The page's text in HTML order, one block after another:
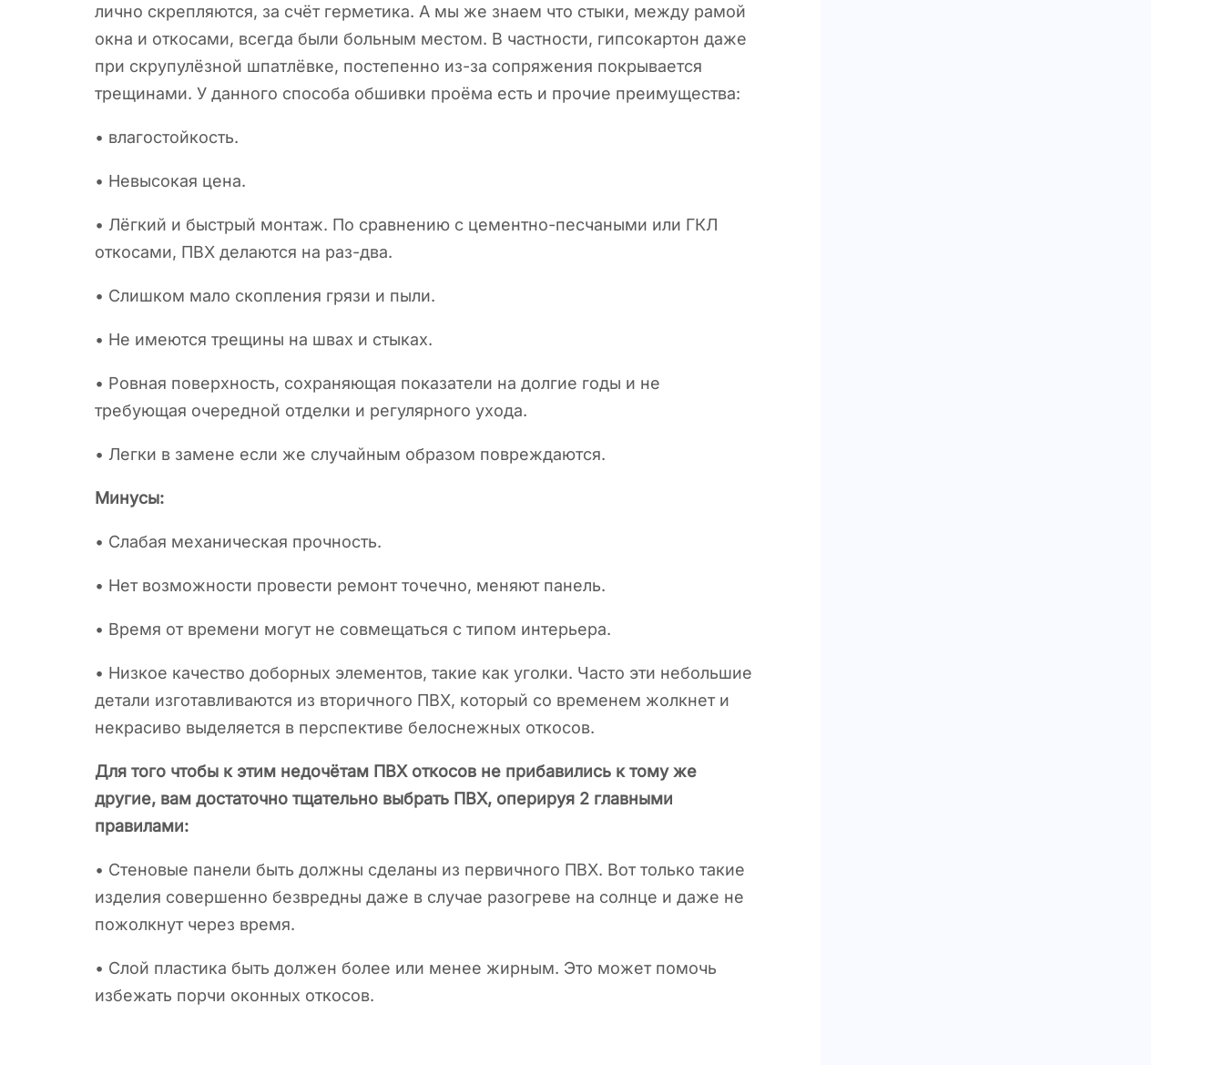
лично скрепляются, за счёт герметика. А мы же знаем что стыки, между рамой
окна и откосами, всегда были больным местом. В частности, гипсокартон даже
при скрупулёзной шпатлёвке, постепенно из-за сопряжения покрывается
трещинами. У данного способа обшивки проёма есть и прочие преимущества:
• влагостойкость.
• Невысокая цена.
• Лёгкий и быстрый монтаж. По сравнению с цементно-песчаными или ГКЛ
откосами, ПВХ делаются на раз-два.
• Слишком мало скопления грязи и пыли.
• Не имеются трещины на швах и стыках.
• Ровная поверхность, сохраняющая показатели на долгие годы и не
требующая очередной отделки и регулярного ухода.
• Легки в замене если же случайным образом повреждаются.
Минусы:
• Слабая механическая прочность.
• Нет возможности провести ремонт точечно, меняют панель.
• Время от времени могут не совмещаться с типом интерьера.
• Низкое качество доборных элементов, такие как уголки. Часто эти небольшие
детали изготавливаются из вторичного ПВХ, который со временем жолкнет и
некрасиво выделяется в перспективе белоснежных откосов.
Для того чтобы к этим недочётам ПВХ откосов не прибавились к тому же
другие, вам достаточно тщательно выбрать ПВХ, оперируя 2 главными
правилами:
• Стеновые панели быть должны сделаны из первичного ПВХ. Вот только такие
изделия совершенно безвредны даже в случае разогреве на солнце и даже не
пожолкнут через время.
• Слой пластика быть должен более или менее жирным. Это может помочь
избежать порчи оконных откосов.